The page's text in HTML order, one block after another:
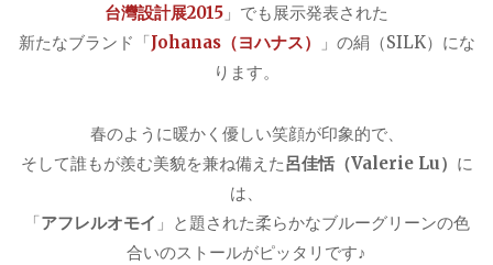
台灣設計展2015 」でも展示発表された
新たなブランド「Johanas（ヨハナス）
」の絹（SILK）にな
ります。
春のように暖かく優しい笑顔が印象的で、
そして誰もが羨む美貌を兼ね備えた呂佳恬（Valerie Lu） に
は、
「アフレルオモイ 」と題された柔らかなブルーグリーンの色
合いのストールがピッタリです♪